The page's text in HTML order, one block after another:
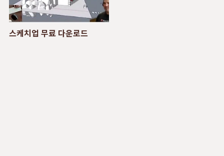
스케치업 무료 다운로드